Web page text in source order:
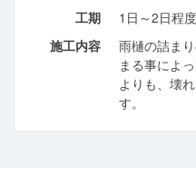
工期
1日～2日程度
施工内容
雨樋の詰ま
まる事によ
よりも、壊
す。